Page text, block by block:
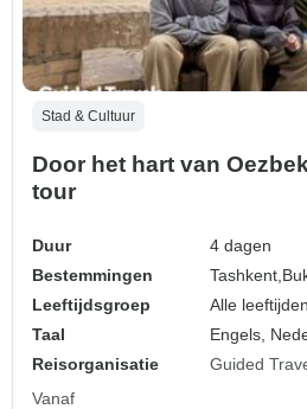
Stad & Cultuur
Door het hart van
tour
Duur
4 dagen
Bestemmingen
Tashkent,
Leeftijdsgroep
Alle
Taal
Engels,
Reisorganisatie
Guided
Vanaf